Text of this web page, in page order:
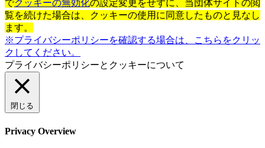
でクッキーの無効化の設定変更をせずに、当団体サイトの閲
覧を続けた場合は、クッキーの使用に同意したものと見なし
ます。
※プライバシーポリシーを確認する場合は、こちらをクリッ
クしてください。
プライバシーポリシーとクッキーについて
閉じる
Privacy Overview